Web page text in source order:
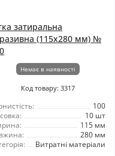
затиральна
(115x280 мм) №
Немає в наявності
Код товару: 3317
100
10 шт
115 мм
280 мм
Витратні матеріали